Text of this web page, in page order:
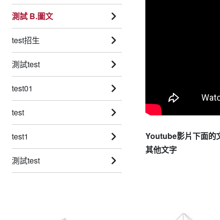
測試 B.圖文
test招生
測試test
test01
test
test1
測試test
Youtube影片下面的
其他文字